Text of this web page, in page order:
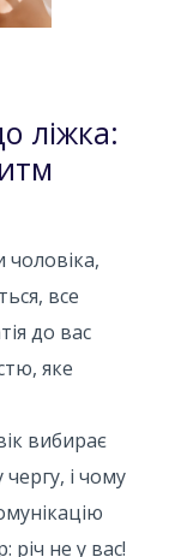
ліжка:
все
до вас
яке
вибирає
і чому
річ не у вас!